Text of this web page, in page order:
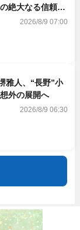
絶大なる信頼を
2026/8/9 07:00
雅人、“長野”小
外の展開へ
2026/8/9 06:30